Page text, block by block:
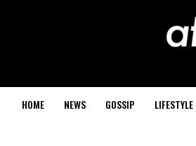
HOME NEWS GOSSIP LIFESTYLE